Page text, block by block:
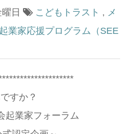
日 こどもトラスト , メ
業家応援プログラム（SEE
すか？
起業家フォーラム